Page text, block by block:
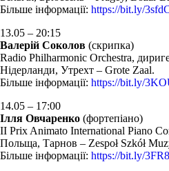
Більше інформації: https://bit.ly/
13.05 – 20:15
Валерій Соколов (скрипка)
Radio Philharmonic Orchestra,
Нідерланди, Утрехт – Grote Zaal.
Більше інформації: https://bit.ly/
14.05 – 17:00
Ілля Овчаренко (фортепіано)
II Prix Animato International Piano
Польща, Тарнов – Zespoł Szkół
Більше інформації: https://bit.ly/